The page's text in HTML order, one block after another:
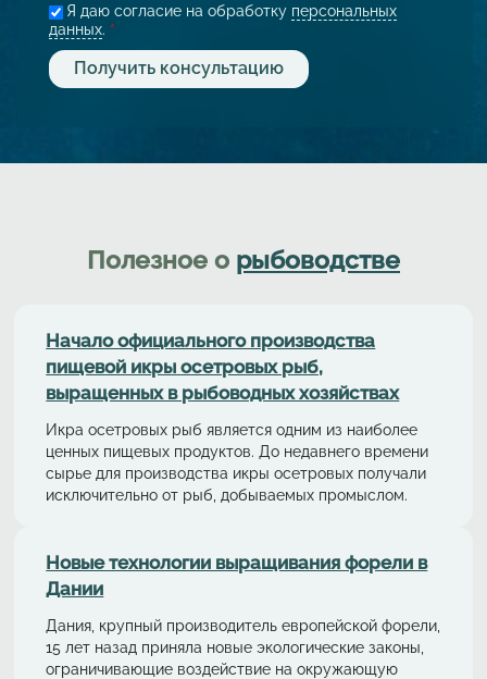
Я даю согласие на обработку персональных
данных. *
Полезное о рыбоводстве
Начало официального производства
пищевой икры осетровых рыб,
выращенных в рыбоводных хозяйствах
Икра осетровых рыб является одним из наиболее
ценных пищевых продуктов. До недавнего времени
сырье для производства икры осетровых получали
исключительно от рыб, добываемых промыслом.
Новые технологии выращивания форели в
Дании
Дания, крупный производитель европейской форели,
15 лет назад приняла новые экологические законы,
ограничивающие воздействие на окружающую